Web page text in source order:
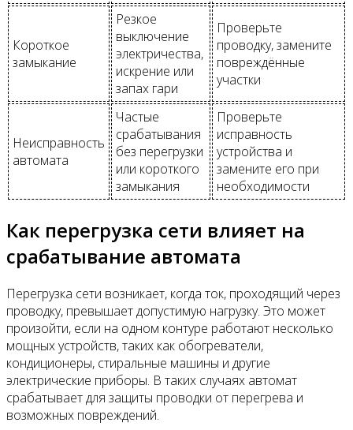
Короткое
замыкание
Резкое
выключение
электричества,
искрение или
запах гари
Проверьте
проводку, замените
повреждённые
участки
Неисправность
автомата
Частые
срабатывания
без перегрузки
или короткого
замыкания
Проверьте
исправность
устройства и
замените его при
необходимости
Как перегрузка сети влияет на
срабатывание автомата
Перегрузка сети возникает, когда ток, проходящий через
проводку, превышает допустимую нагрузку. Это может
произойти, если на одном контуре работают несколько
мощных устройств, таких как обогреватели,
кондиционеры, стиральные машины и другие
электрические приборы. В таких случаях автомат
срабатывает для защиты проводки от перегрева и
возможных повреждений.